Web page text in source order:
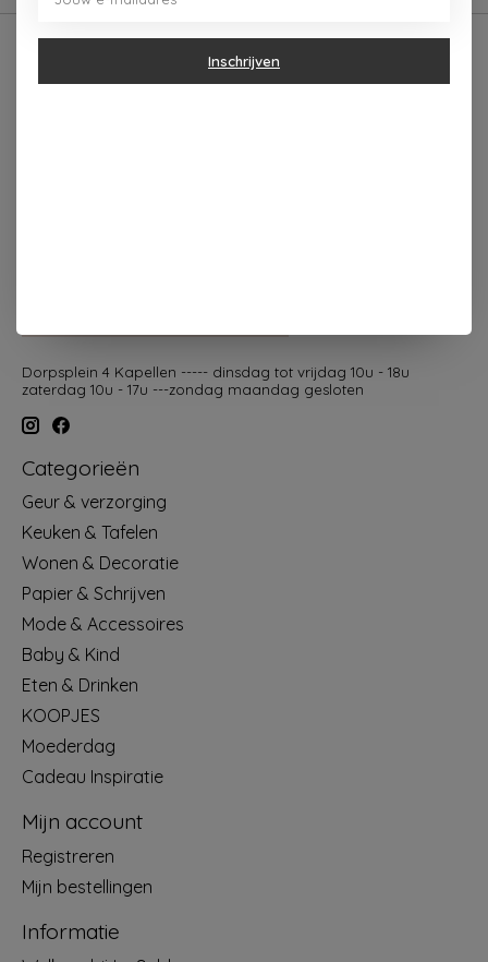
Dorpsplein 4 Kapellen ----- dinsdag tot vrijdag 10u - 18u
zaterdag 10u - 17u ---zondag maandag gesloten
Categorieën
Geur & verzorging
Keuken & Tafelen
Wonen & Decoratie
Papier & Schrijven
Mode & Accessoires
Baby & Kind
Eten & Drinken
KOOPJES
Moederdag
Cadeau Inspiratie
Mijn account
Registreren
Mijn bestellingen
Informatie
Inschrijven